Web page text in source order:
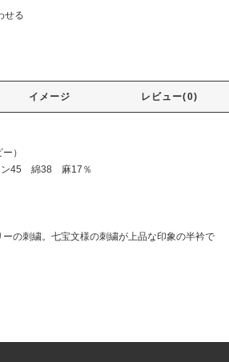
せる
イメージ レビュー(0)
）
45 綿38 麻17％
の刺繍。七宝文様の刺繍が上品な印象の半衿で